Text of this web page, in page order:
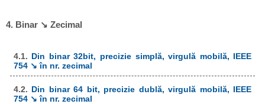
4. Binar ↘ Zecimal
4.1. Din binar 32bit, precizie simplă, virgulă mobilă, IEEE
754 ↘ în nr. zecimal
4.2. Din binar 64 bit, precizie dublă, virgulă mobilă, IEEE
754 ↘ în nr. zecimal